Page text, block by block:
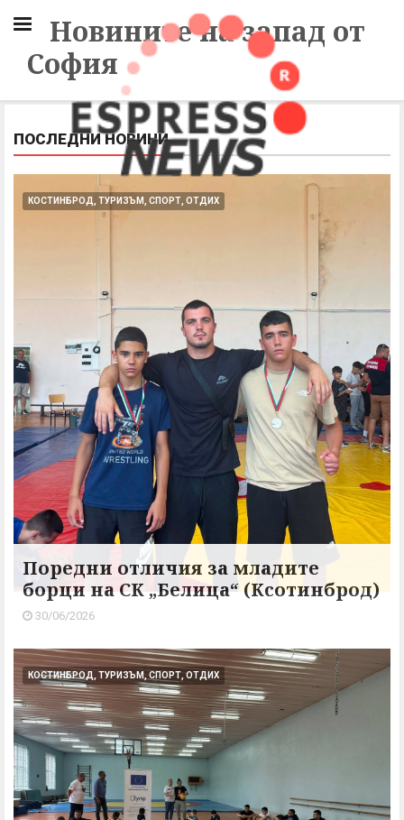
Новините на запад от
София
ПОСЛЕДНИ НОВИНИ
КОСТИНБРОД, ТУРИЗЪМ, СПОРТ, ОТДИХ
Поредни отличия за младите
борци на СК „Белица“ (Ксотинброд)
30/06/2026
КОСТИНБРОД, ТУРИЗЪМ, СПОРТ, ОТДИХ